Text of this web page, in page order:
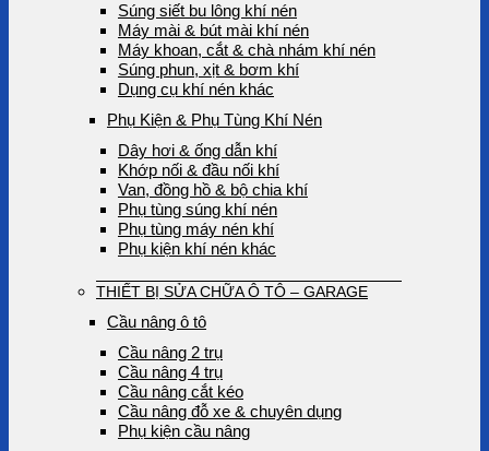
Súng siết bu lông khí nén
Máy mài & bút mài khí nén
Máy khoan, cắt & chà nhám khí nén
Súng phun, xịt & bơm khí
Dụng cụ khí nén khác
Phụ Kiện & Phụ Tùng Khí Nén
Dây hơi & ống dẫn khí
Khớp nối & đầu nối khí
Van, đồng hồ & bộ chia khí
Phụ tùng súng khí nén
Phụ tùng máy nén khí
Phụ kiện khí nén khác
THIẾT BỊ SỬA CHỮA Ô TÔ – GARAGE
Cầu nâng ô tô
Cầu nâng 2 trụ
Cầu nâng 4 trụ
Cầu nâng cắt kéo
Cầu nâng đỗ xe & chuyên dụng
Phụ kiện cầu nâng